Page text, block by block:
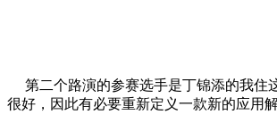
第二个路演的参赛选手是丁锦添的我住
很好，因此有必要重新定义一款新的应用